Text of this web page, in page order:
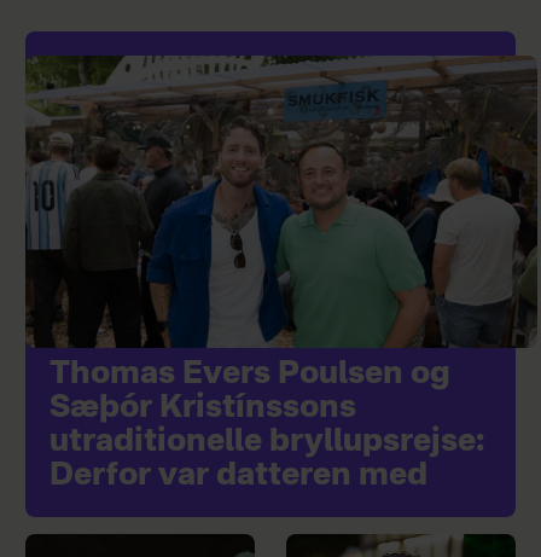
Thomas Evers Poulsen og
Sæþór Kristínssons
utraditionelle bryllupsrejse:
Derfor var datteren med